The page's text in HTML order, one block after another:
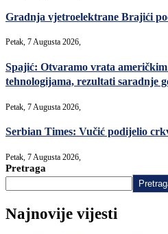
Gradnja vjetroelektrane Brajići
Petak, 7 Augusta 2026,
Spajić: Otvaramo vrata
tehnologijama, rezultati saradnje
Petak, 7 Augusta 2026,
Serbian Times: Vučić podijelio
Petak, 7 Augusta 2026,
Pretraga
Najnovije vijesti